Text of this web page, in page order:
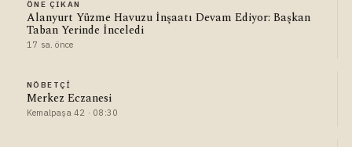
ÖNE ÇIKAN
Alanyurt Yüzme Havuzu İnşaatı Devam Ediyor: Başkan
Taban Yerinde İnceledi
17 sa. önce
NÖBETÇI
Merkez Eczanesi
Kemalpaşa 42 · 08:30